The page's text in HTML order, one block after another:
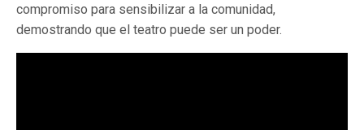
compromiso para sensibilizar a la comunidad,
demostrando que el teatro puede ser un poder.